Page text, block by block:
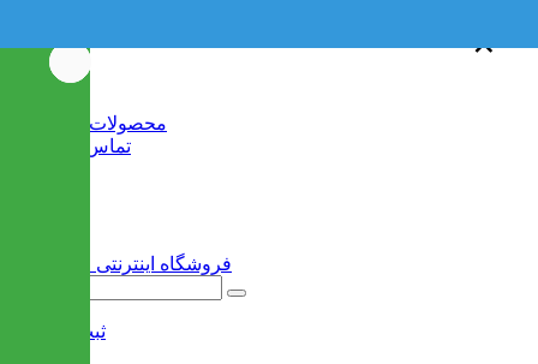
محصولات جدید
تماس با ما
ثبت نام
×